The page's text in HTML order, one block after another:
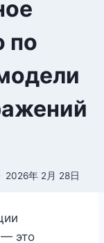
по
2026年 2月 28日
— это